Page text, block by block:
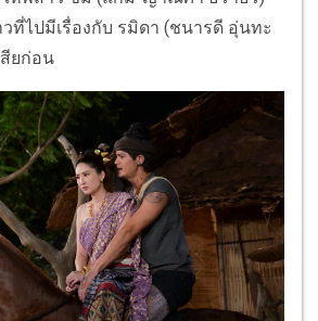
ที่ไปมีเรื่องกับ รมิดา (ชนารดี อุ่นทะ
สียก่อน